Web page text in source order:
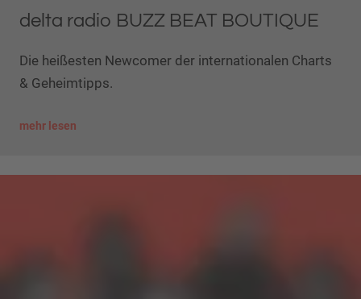
delta radio BUZZ BEAT BOUTIQUE
Die heißesten Newcomer der internationalen Charts
& Geheimtipps.
mehr lesen